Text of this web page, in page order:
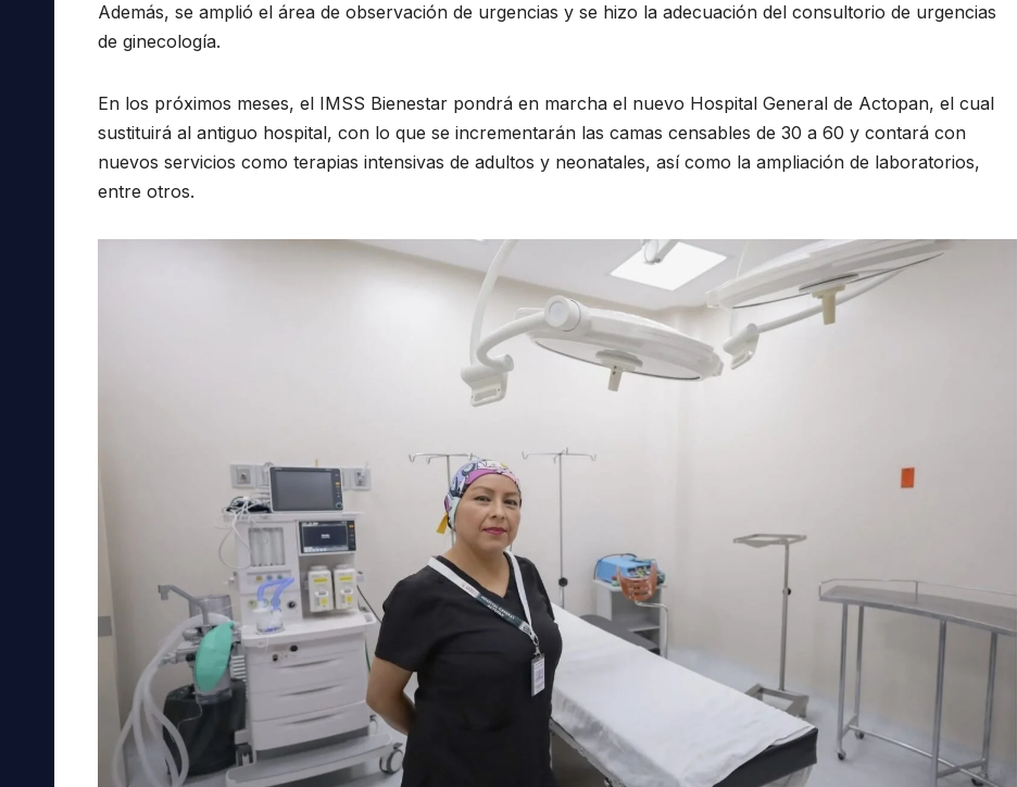
Además, se amplió el área de observación de urgencias y se hizo la adecuación del consultorio de urgencias
de ginecología.
En los próximos meses, el IMSS Bienestar pondrá en marcha el nuevo Hospital General de Actopan, el cual
sustituirá al antiguo hospital, con lo que se incrementarán las camas censables de 30 a 60 y contará con
nuevos servicios como terapias intensivas de adultos y neonatales, así como la ampliación de laboratorios,
entre otros.